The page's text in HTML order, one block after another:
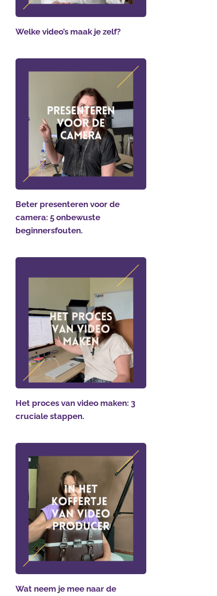
Welke video’s maak je zelf?
Beter presenteren voor de
camera: 5 onbewuste
beginnersfouten.
Het proces van video maken: 3
cruciale stappen.
Wat neem je mee naar de